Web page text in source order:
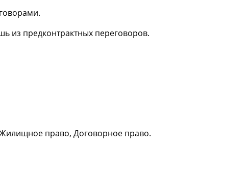
из предконтрактных переговоров.
право, Договорное право.